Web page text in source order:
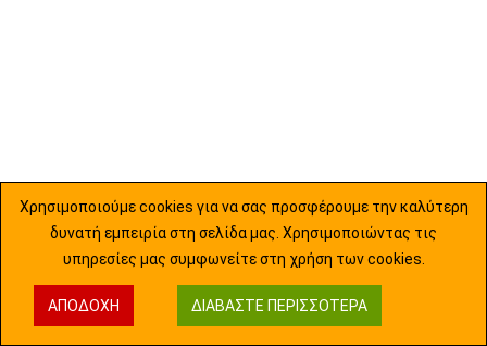
Χρησιμοποιούμε cookies για να σας προσφέρουμε την καλύτερη
δυνατή εμπειρία στη σελίδα μας. Χρησιμοποιώντας τις
υπηρεσίες μας συμφωνείτε στη χρήση των cookies.
ΑΠΟΔΟΧΉ ΔΙΑΒΆΣΤΕ ΠΕΡΙΣΣΌΤΕΡΑ